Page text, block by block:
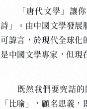
「唐代文學」讓你
詩」。由中國文學發展
可諱言，於現代全球化
是中國文學專家，但現
既然我們要究詰的
「比喻」，顧名思義